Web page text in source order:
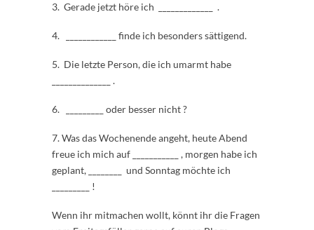
3. Gerade jetzt höre ich _____________ .
4. ____________ finde ich besonders sättigend.
5. Die letzte Person, die ich umarmt habe
______________ .
6. _________ oder besser nicht ?
7. Was das Wochenende angeht, heute Abend
freue ich mich auf ___________ , morgen habe ich
geplant, ________ und Sonntag möchte ich
_________ !
Wenn ihr mitmachen wollt, könnt ihr die Fragen